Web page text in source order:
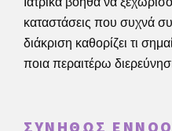
καταστάσεις που συχνά
διάκριση καθορίζει τι
ποια περαιτέρω